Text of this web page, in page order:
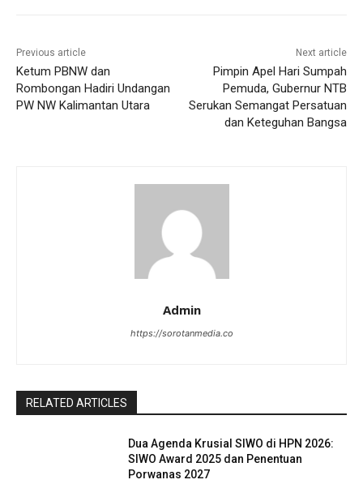
Previous article
Ketum PBNW dan
Rombongan Hadiri Undangan
PW NW Kalimantan Utara
Next article
Pimpin Apel Hari Sumpah
Pemuda, Gubernur NTB
Serukan Semangat Persatuan
dan Keteguhan Bangsa
Admin
https://sorotanmedia.co
RELATED ARTICLES
Dua Agenda Krusial SIWO di HPN 2026:
SIWO Award 2025 dan Penentuan
Porwanas 2027